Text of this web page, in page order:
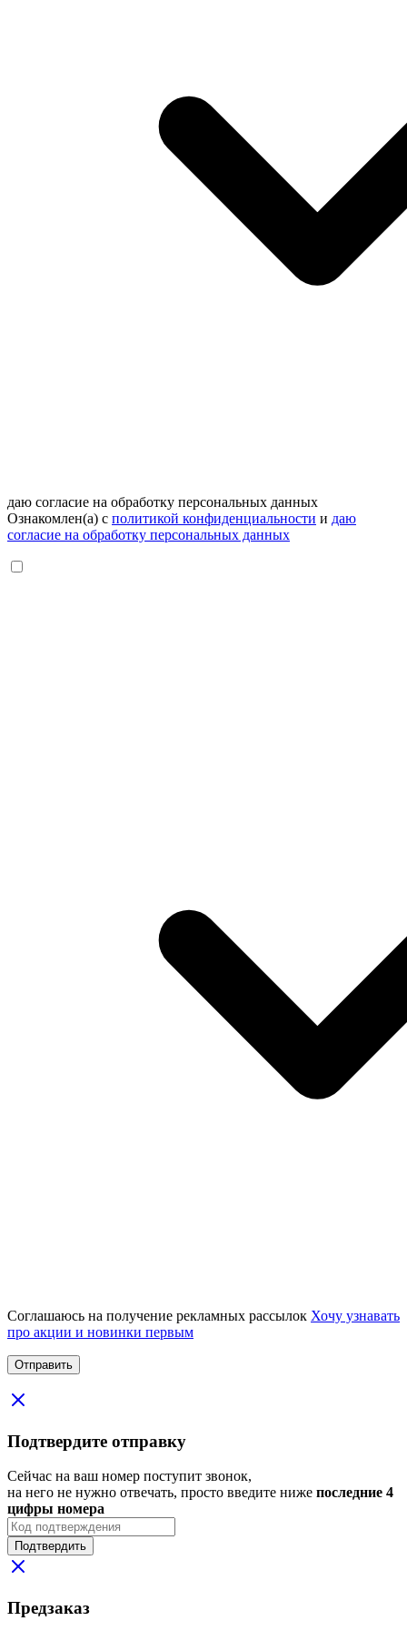
даю согласие на обработку персональных данных
Ознакомлен(а) с политикой конфиденциальности и даю
согласие на обработку персональных данных
Соглашаюсь на получение рекламных рассылок Хочу узнавать
про акции и новинки первым
Подтвердите отправку
Сейчас на ваш номер поступит звонок,
на него не нужно отвечать, просто введите ниже последние 4
цифры номера
Подтвердить
Предзаказ